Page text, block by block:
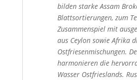
bilden starke Assam
Blattsortierungen, zum
Zusammenspiel mit
aus Ceylon sowie Afrika
Ostfriesenmischungen.
harmonieren die
Wasser Ostfrieslands.